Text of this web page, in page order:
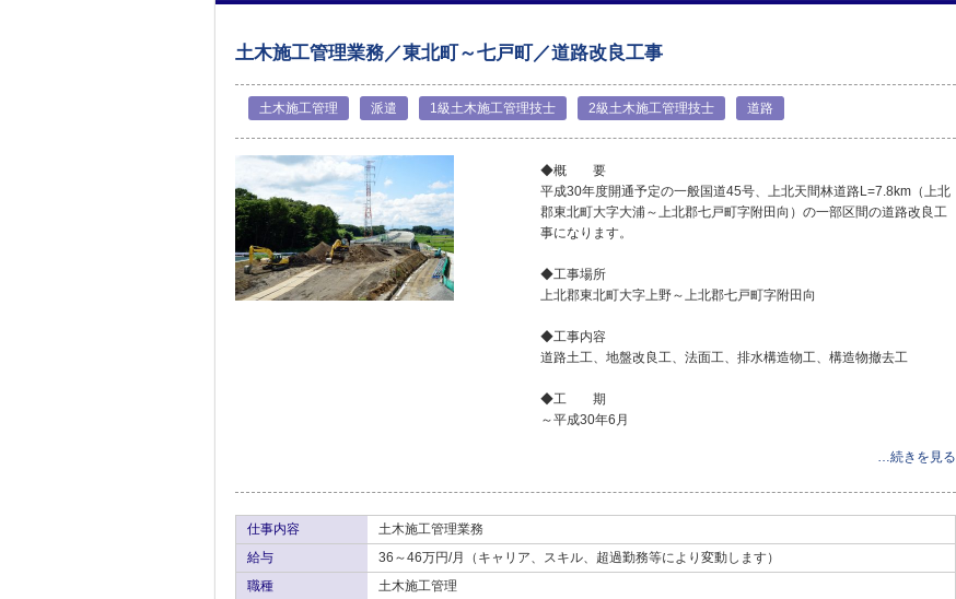
土木施工管理業務／東北町～七戸町／道路改良工事
土木施工管理 派遣 1級土木施工管理技士 2級土木施工管理技士 道路
◆概 要
平成30年度開通予定の一般国道45号、上北天間林道路L=7.8km（上北
郡東北町大字大浦～上北郡七戸町字附田向）の一部区間の道路改良工
事になります。
◆工事場所
上北郡東北町大字上野～上北郡七戸町字附田向
◆工事内容
道路土工、地盤改良工、法面工、排水構造物工、構造物撤去工
◆工 期
～平成30年6月
…続きを見る
仕事内容
土木施工管理業務
給与
36～46万円/月（キャリア、スキル、超過勤務等により変動します）
職種
土木施工管理